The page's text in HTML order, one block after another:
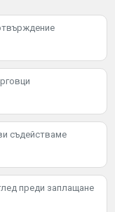
съдействаме
преди заплащане